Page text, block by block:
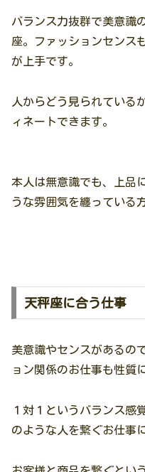
バランス力抜群で美意識
座。ファッションセンス
が上手です。
人からどう見られている
ィネートできます。
本人は無意識でも、上品
うな雰囲気を纏っている
天秤座に合う仕事
美意識やセンスがあるの
ョン関係のお仕事も性質
１対１というバランス感
のような人を繋ぐお仕事